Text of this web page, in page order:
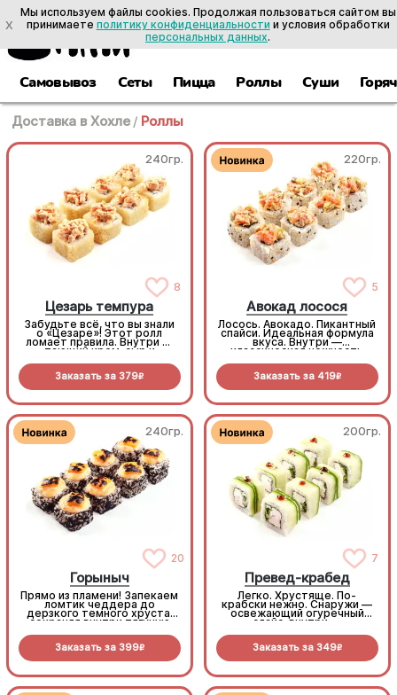
Самовывоз Сеты Пицца Роллы Суши
Доставка в Хохле / Роллы
240гр.
8
Цезарь темпура
Забудьте всё, что вы знали
о «Цезаре»! Этот ролл
ломает правила. Внутри —
тающий крем-сыр и
сверху — мощная шапочка
из копченой курочки с
Том Ям. Наш самый
экзотический хрустящий
хит!
Заказать за 379R
220гр.
5
Авокад лосося
Лосось. Авокадо. Пикантный
спайси. Идеальная формула
вкуса. Внутри —
классическая нежность
сверху — богатый тартар
из рыбы и авокадо (8 шт.)
Заказать за 419R
240гр.
20
Горыныч
Прямо из пламени! Запекаем
ломтик чеддера до
дерзкого темного хруста,
сохраняя внутри тягучую
черной масаго и сочным
тунцом получается
(8шт.)
Заказать за 399R
200гр.
7
Превед-крабед
Легко. Хрустяще. По-
крабски нежно. Снаружи —
освежающий огуречный
слайс, внутри —
снежного краба, крем-сыра
и пекинской капусты.
Заказать за 349R
X
Мы используем файлы cookies. Продолжая пользоваться сайтом вы
принимаете политику конфиденциальности и условия обработки
персональных данных.